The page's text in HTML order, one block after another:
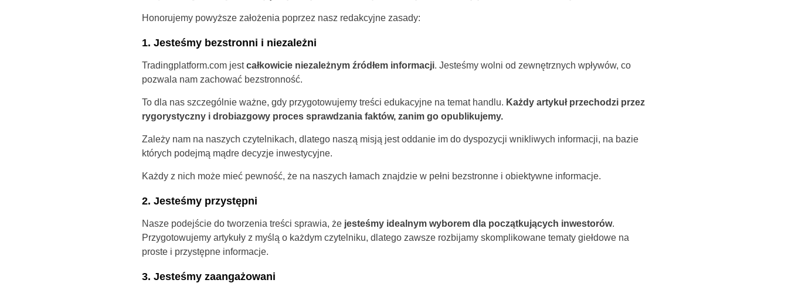
Poland
United Kingdom
Honorujemy powyższe założenia poprzez nasz redakcyjne zasady:
1. Jesteśmy bezstronni i niezależni
Tradingplatform.com jestcałkowicie niezależnym źródłem informacji. Jesteśmy wolni od zewnętrznych wpływów, co
pozwala nam zachować bezstronność.
To dla nas szczególnie ważne, gdy przygotowujemy treści edukacyjne na temat handlu. Każdy artykuł przechodzi przez
rygorystyczny i drobiazgowy proces sprawdzania faktów, zanim go opublikujemy.
Zależy nam na naszych czytelnikach, dlatego naszą misją jest oddanie im do dyspozycji wnikliwych informacji, na bazie
których podejmą mądre decyzje inwestycyjne.
Każdy z nich może mieć pewność, że na naszych łamach znajdzie w pełni bezstronne i obiektywne informacje.
2. Jesteśmy przystępni
Nasze podejście do tworzenia treści sprawia, że jesteśmy idealnym wyborem dla początkujących inwestorów.
Przygotowujemy artykuły z myślą o każdym czytelniku, dlatego zawsze rozbijamy skomplikowane tematy giełdowe na
proste i przystępne informacje.
3. Jesteśmy zaangażowani